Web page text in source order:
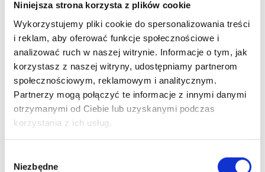
Niniejsza strona korzysta z plików cookie
Wykorzystujemy pliki cookie do spersonalizowania treści
i reklam, aby oferować funkcje społecznościowe i
analizować ruch w naszej witrynie. Informacje o tym, jak
korzystasz z naszej witryny, udostępniamy partnerom
społecznościowym, reklamowym i analitycznym.
Partnerzy mogą połączyć te informacje z innymi danymi
otrzymanymi od Ciebie lub uzyskanymi podczas
korzystania z ich usług.
zgody
Niezbędne
Dlaczego warto?
Oryginalny produkt z autoryzowanej
dystrybucji
Wysyłka 24h z magazynu w Polsce